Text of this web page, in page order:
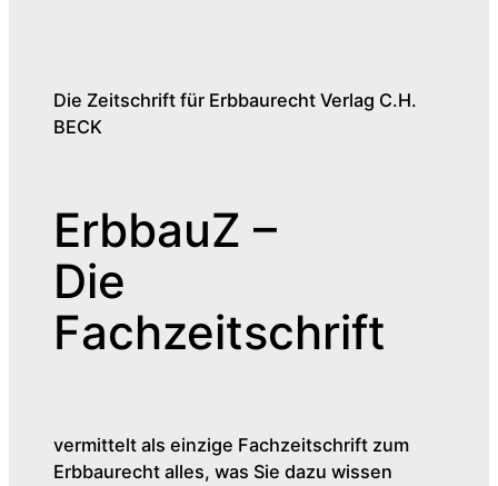
Die Zeitschrift für Erbbaurecht Verlag C.H.
BECK
ErbbauZ –
Die
Fachzeitschrift
vermittelt als einzige Fachzeitschrift zum
Erbbaurecht alles, was Sie dazu wissen